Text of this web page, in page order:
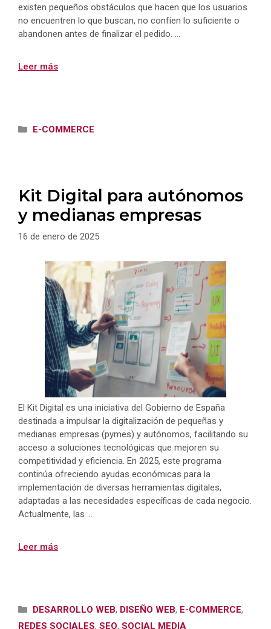
existen pequeños obstáculos que hacen que los usuarios
no encuentren lo que buscan, no confíen lo suficiente o
abandonen antes de finalizar el pedido. …
Leer más
Categorías
E-COMMERCE
Kit Digital para autónomos
y medianas empresas
16 de enero de 2025
El Kit Digital es una iniciativa del Gobierno de España
destinada a impulsar la digitalización de pequeñas y
medianas empresas (pymes) y autónomos, facilitando su
acceso a soluciones tecnológicas que mejoren su
competitividad y eficiencia. En 2025, este programa
continúa ofreciendo ayudas económicas para la
implementación de diversas herramientas digitales,
adaptadas a las necesidades específicas de cada negocio.
Actualmente, las …
Leer más
Categorías
DESARROLLO WEB, DISEÑO WEB, E-COMMERCE,
REDES SOCIALES, SEO, SOCIAL MEDIA